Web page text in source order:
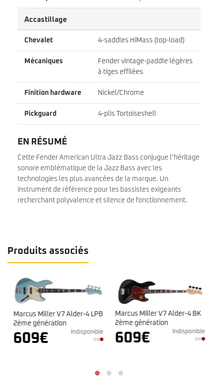
Accastillage
Chevalet 4-saddles HiMass (top-load)
Mécaniques
Fender vintage-paddle légères
à tiges effilées
Finition hardware Nickel/Chrome
Pickguard 4-plis Tortoiseshell
EN RÉSUMÉ
Cette Fender American Ultra Jazz Bass conjugue l’héritage
sonore emblématique de la Jazz Bass avec les
technologies les plus avancées de la marque. Un
instrument de référence pour les bassistes exigeants
recherchant polyvalence et silence de fonctionnement.
Produits associés
Marcus Miller V7 Alder-4 LPB
2ème génération
609€ Indisponible
Marcus Miller V7 Alder-4 BK
2ème génération
609€ Indisponible